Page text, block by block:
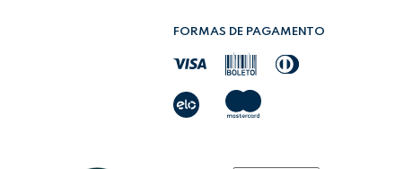
FORMAS DE PAGAMENTO